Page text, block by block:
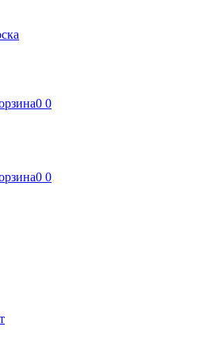
0 0
0 0